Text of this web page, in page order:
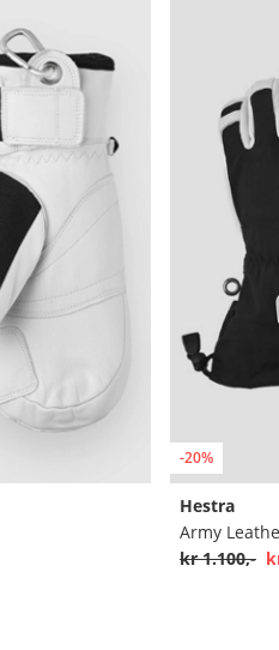
-20%
Hestra
Army
kr 1.100,-